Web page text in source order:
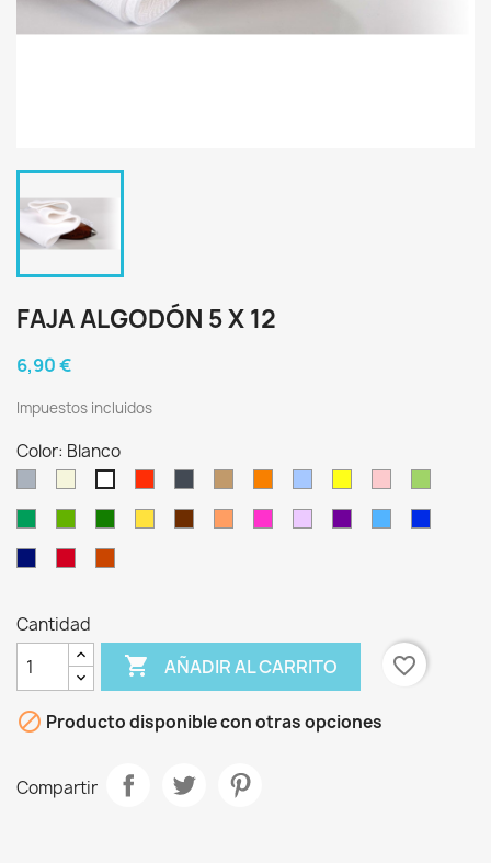
FAJA ALGODÓN 5 X 12
6,90 €
Impuestos incluidos
Color: Blanco
Cantidad
 AÑADIR AL CARRITO favorite_border
 Producto disponible con otras opciones
Compartir